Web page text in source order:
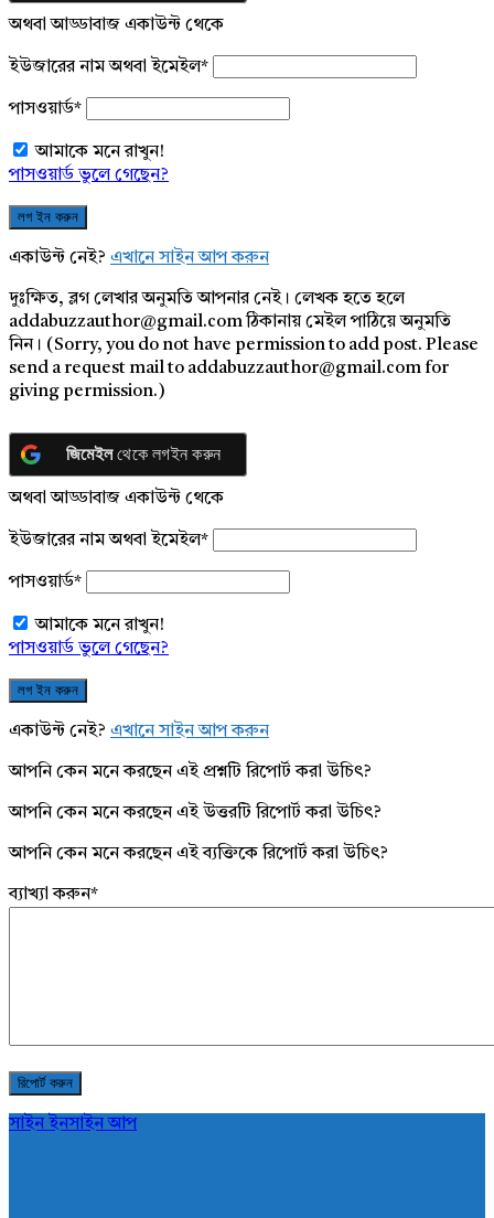
অথবা আড্ডাবাজ একাউন্ট থেকে
ইউজারের নাম অথবা ইমেইল*
পাসওয়ার্ড*
আমাকে মনে রাখুন!
পাসওয়ার্ড ভুলে গেছেন?
একাউন্ট নেই? এখানে সাইন আপ করুন
দুঃক্ষিত, ব্লগ লেখার অনুমতি আপনার নেই। লেখক হতে হলে
addabuzzauthor@gmail.com ঠিকানায় মেইল পাঠিয়ে অনুমতি
নিন। (Sorry, you do not have permission to add post. Please
send a request mail to addabuzzauthor@gmail.com for
giving permission.)
জিমেইলথেকে লগইন করুন
অথবা আড্ডাবাজ একাউন্ট থেকে
ইউজারের নাম অথবা ইমেইল*
পাসওয়ার্ড*
আমাকে মনে রাখুন!
পাসওয়ার্ড ভুলে গেছেন?
একাউন্ট নেই? এখানে সাইন আপ করুন
আপনি কেন মনে করছেন এই প্রশ্নটি রিপোর্ট করা উচিৎ?
আপনি কেন মনে করছেন এই উত্তরটি রিপোর্ট করা উচিৎ?
আপনি কেন মনে করছেন এই ব্যক্তিকে রিপোর্ট করা উচিৎ?
ব্যাখ্যা করুন*
সাইন ইনসাইন আপ